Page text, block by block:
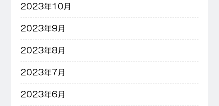
2023年10月
2023年9月
2023年8月
2023年7月
2023年6月